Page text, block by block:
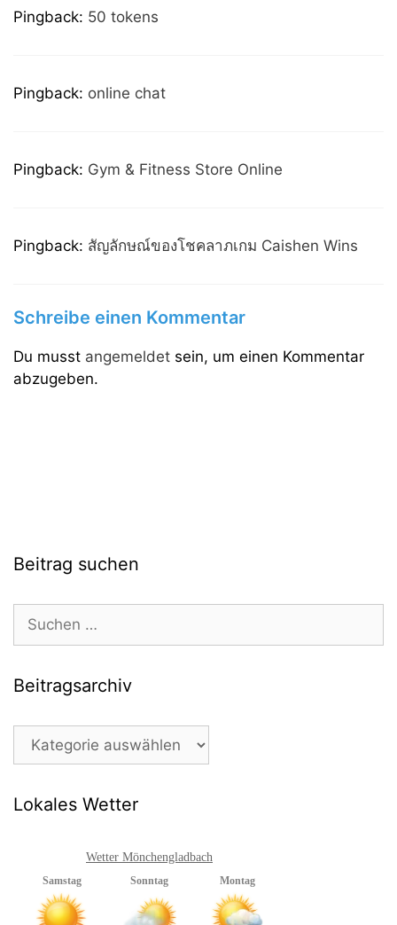
Pingback: 50 tokens
Pingback: online chat
Pingback: Gym & Fitness Store Online
Pingback: สัญลักษณ์ของโชคลาภเกม Caishen Wins
Schreibe einen Kommentar
Du musst angemeldet sein, um einen Kommentar
abzugeben.
Beitrag suchen
Suchen
nach:
Beitragsarchiv
Beitragsarchiv
Lokales Wetter
Wetter Mönchengladbach